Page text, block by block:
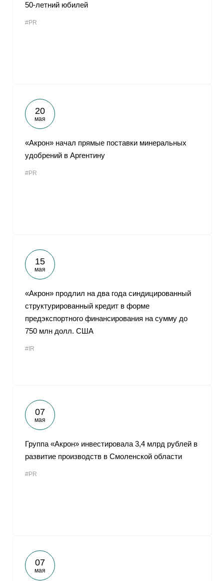
50-летний юбилей
#PR
20
мая
«Акрон» начал прямые поставки минеральных
удобрений в Аргентину
#PR
15
мая
«Акрон» продлил на два года синдицированный
структурированный кредит в форме
предэкспортного финансирования на сумму до
750 млн долл. США
#IR
07
мая
Группа «Акрон» инвестировала 3,4 млрд рублей в
развитие производств в Смоленской области
#PR
07
мая